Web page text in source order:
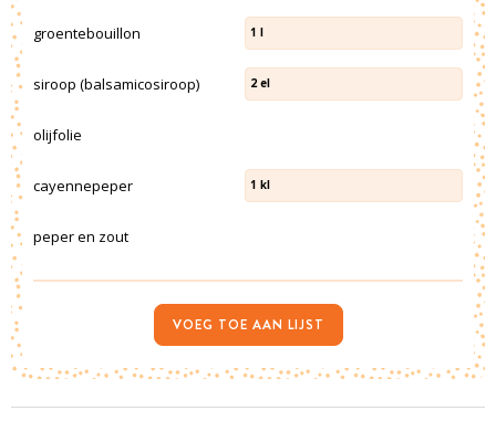
groentebouillon 1 l
siroop (balsamicosiroop) 2 el
olijfolie
cayennepeper 1 kl
peper en zout
VOEG TOE AAN LIJST